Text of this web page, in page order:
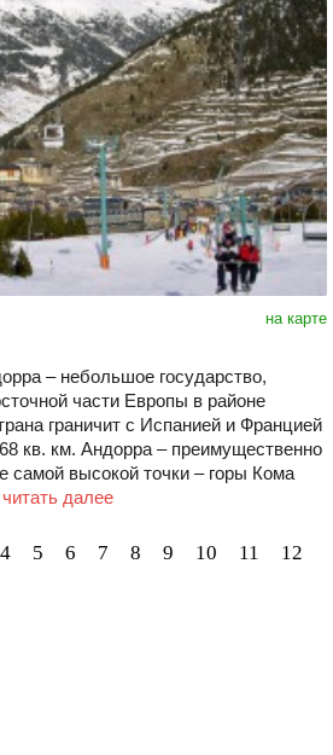
на карте
– небольшое государство,
части Европы в районе
граничит с Испанией и Францией
кв. км. Андорра – преимущественно
самой высокой точки – горы Кома
читать далее
4 5 6 7 8 9 10 11
12